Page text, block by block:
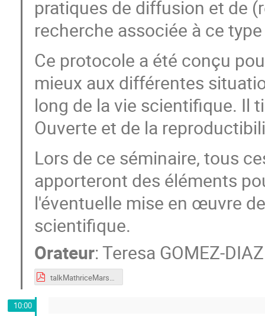
pratiques de diffusion et de
recherche associée à ce
Ce protocole a été conçu
mieux aux différentes
long de la vie scientifique. Il
Ouverte et de la
Lors de ce séminaire, tous
apporteront des éléments
l'éventuelle mise en œuvre
scientifique.
Orateur:Teresa GOMEZ-DIAZ
10:00